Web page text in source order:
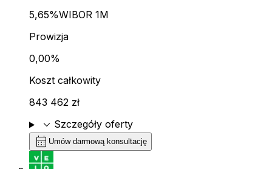
5,65%WIBOR 1M
Prowizja
0,00%
Koszt całkowity
843 462 zł
expand_more Szczegóły oferty
calendar_month Umów darmową konsultację